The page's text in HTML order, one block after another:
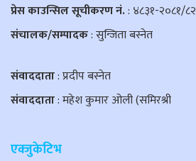
प्रेस काउन्सिल सूचीकरण नं.: ४८३१-२०८१/८२
संचालक/सम्पादक: सुन्जिता बस्नेत
संवाददाता: प्रदीप बस्नेत
संवाददाता: महेश कुमार ओली (समिरश्री
एक्जुकेटिभ